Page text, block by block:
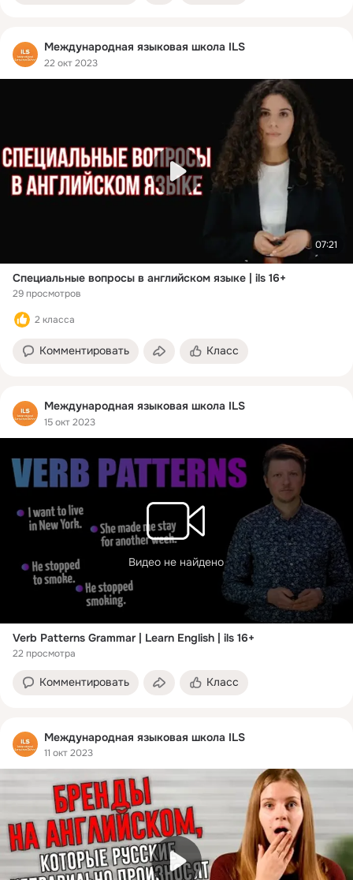
Международная языковая школа ILS
22 окт 2023
07:21
Специальные вопросы в английском языке | ils 16+
29 просмотров
2 класса
Комментировать Класс
Международная языковая школа ILS
15 окт 2023
Видео не найдено
Verb Patterns Grammar | Learn English | ils 16+
22 просмотра
Комментировать Класс
Международная языковая школа ILS
11 окт 2023